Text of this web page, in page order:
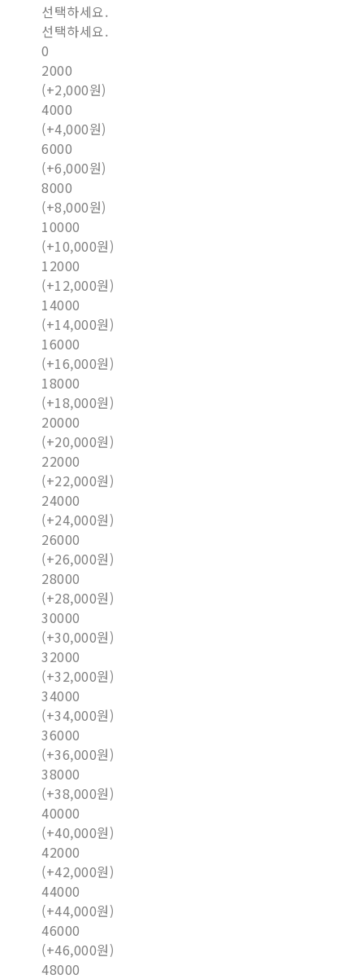
선택하세요.
선택하세요.
0
2000
(+2,000원)
4000
(+4,000원)
6000
(+6,000원)
8000
(+8,000원)
10000
(+10,000원)
12000
(+12,000원)
14000
(+14,000원)
16000
(+16,000원)
18000
(+18,000원)
20000
(+20,000원)
22000
(+22,000원)
24000
(+24,000원)
26000
(+26,000원)
28000
(+28,000원)
30000
(+30,000원)
32000
(+32,000원)
34000
(+34,000원)
36000
(+36,000원)
38000
(+38,000원)
40000
(+40,000원)
42000
(+42,000원)
44000
(+44,000원)
46000
(+46,000원)
48000